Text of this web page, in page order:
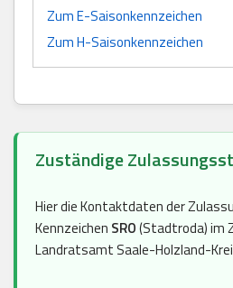
Zum E-Saisonkennzeichen
Zum H-Saisonkennzeichen
Zuständige
Hier die Kontaktdaten der
Kennzeichen SRO(Stadtroda) im
Landratsamt Saale-Holzland-